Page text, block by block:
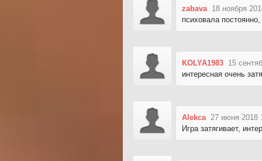
zabava 18 ноября
психовала
KOLYA1983 15
интересная очень
Alekca 27 июня 2018
Игра затягивает,